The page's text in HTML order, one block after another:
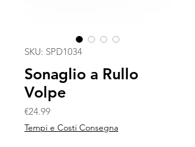
SKU: SPD1034
Sonaglio a Rullo
Volpe
€24.99Price
Tempi e Costi Consegna